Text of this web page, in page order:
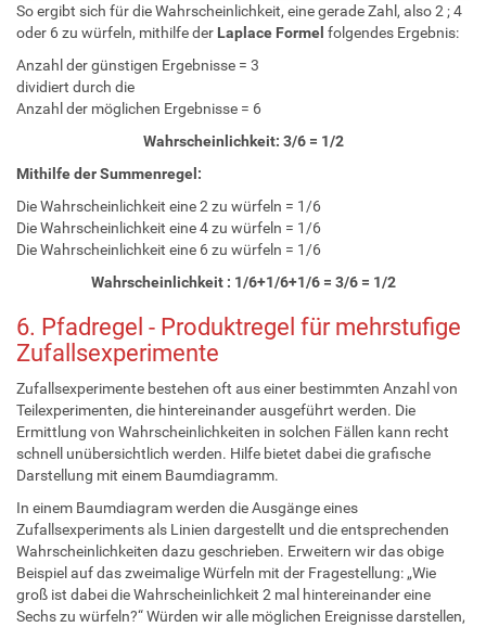
So ergibt sich für die Wahrscheinlichkeit, eine gerade Zahl, also 2 ; 4
oder 6 zu würfeln, mithilfe der Laplace Formel folgendes Ergebnis:
Anzahl der günstigen Ergebnisse = 3
dividiert durch die
Anzahl der möglichen Ergebnisse = 6
Wahrscheinlichkeit: 3/6 = 1/2
Mithilfe der Summenregel:
Die Wahrscheinlichkeit eine 2 zu würfeln = 1/6
Die Wahrscheinlichkeit eine 4 zu würfeln = 1/6
Die Wahrscheinlichkeit eine 6 zu würfeln = 1/6
Wahrscheinlichkeit : 1/6+1/6+1/6 = 3/6 = 1/2
6. Pfadregel - Produktregel für mehrstufige
Zufallsexperimente
Zufallsexperimente bestehen oft aus einer bestimmten Anzahl von
Teilexperimenten, die hintereinander ausgeführt werden. Die
Ermittlung von Wahrscheinlichkeiten in solchen Fällen kann recht
schnell unübersichtlich werden. Hilfe bietet dabei die grafische
Darstellung mit einem Baumdiagramm.
In einem Baumdiagram werden die Ausgänge eines
Zufallsexperiments als Linien dargestellt und die entsprechenden
Wahrscheinlichkeiten dazu geschrieben. Erweitern wir das obige
Beispiel auf das zweimalige Würfeln mit der Fragestellung: „Wie
groß ist dabei die Wahrscheinlichkeit 2 mal hintereinander eine
Sechs zu würfeln?“ Würden wir alle möglichen Ereignisse darstellen,